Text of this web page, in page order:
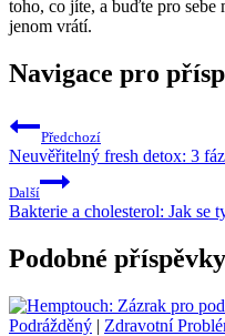
toho, co jíte, a buďte pro sebe
jenom vrátí.
Navigace pro
Předchozí
Neuvěřitelný fresh detox: 3
Další
Bakterie a cholesterol: Jak se
Podobné příspěvky
Podrážděný | Zdravotní